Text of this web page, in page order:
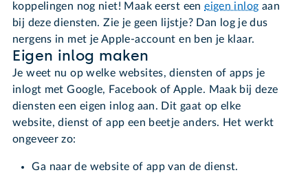
koppelingen nog niet! Maak eerst eeneigen inlog aan
bij deze diensten. Zie je geen lijstje? Dan log je dus
nergens in met je Apple-account en ben je klaar.
Eigen inlog maken
Je weet nu op welke websites, diensten of apps je
inlogt met Google, Facebook of Apple. Maak bij deze
diensten een eigen inlog aan. Dit gaat op elke
website, dienst of app een beetje anders. Het werkt
ongeveer zo:
Ga naar de website of app van de dienst.